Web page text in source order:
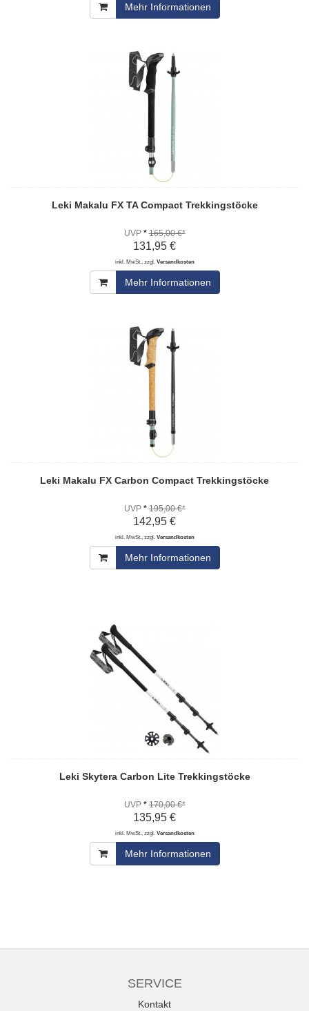
Mehr Informationen
Leki Makalu FX TA Compact Trekkingstöcke
UVP * 165,00 €*
131,95 €
inkl. MwSt., zzgl. Versandkosten
Mehr Informationen
Leki Makalu FX Carbon Compact Trekkingstöcke
UVP * 195,00 €*
142,95 €
inkl. MwSt., zzgl. Versandkosten
Mehr Informationen
Leki Skytera Carbon Lite Trekkingstöcke
UVP * 170,00 €*
135,95 €
inkl. MwSt., zzgl. Versandkosten
Mehr Informationen
SERVICE
Kontakt